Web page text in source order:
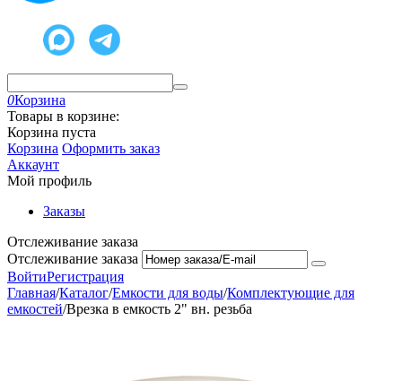
0Корзина
Товары в корзине:
Корзина пуста
Корзина Оформить заказ
Аккаунт
Мой профиль
Заказы
Отслеживание заказа
Отслеживание заказа
ВойтиРегистрация
Главная/Каталог/Емкости для воды/Комплектующие для
емкостей/Врезка в емкость 2" вн. резьба